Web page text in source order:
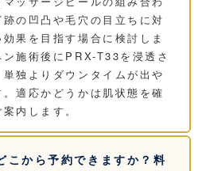
の凹凸や毛穴の目立ちに対
果を目指す場合に検討しま
施術後にPRX-T33を浸透さ
独よりダウンタイムが出や
適応かどうかは肌状態を確
内します。
こから予約できますか？料